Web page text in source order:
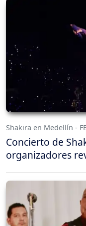
Shakira en Medellín -
Concierto de
organizadores